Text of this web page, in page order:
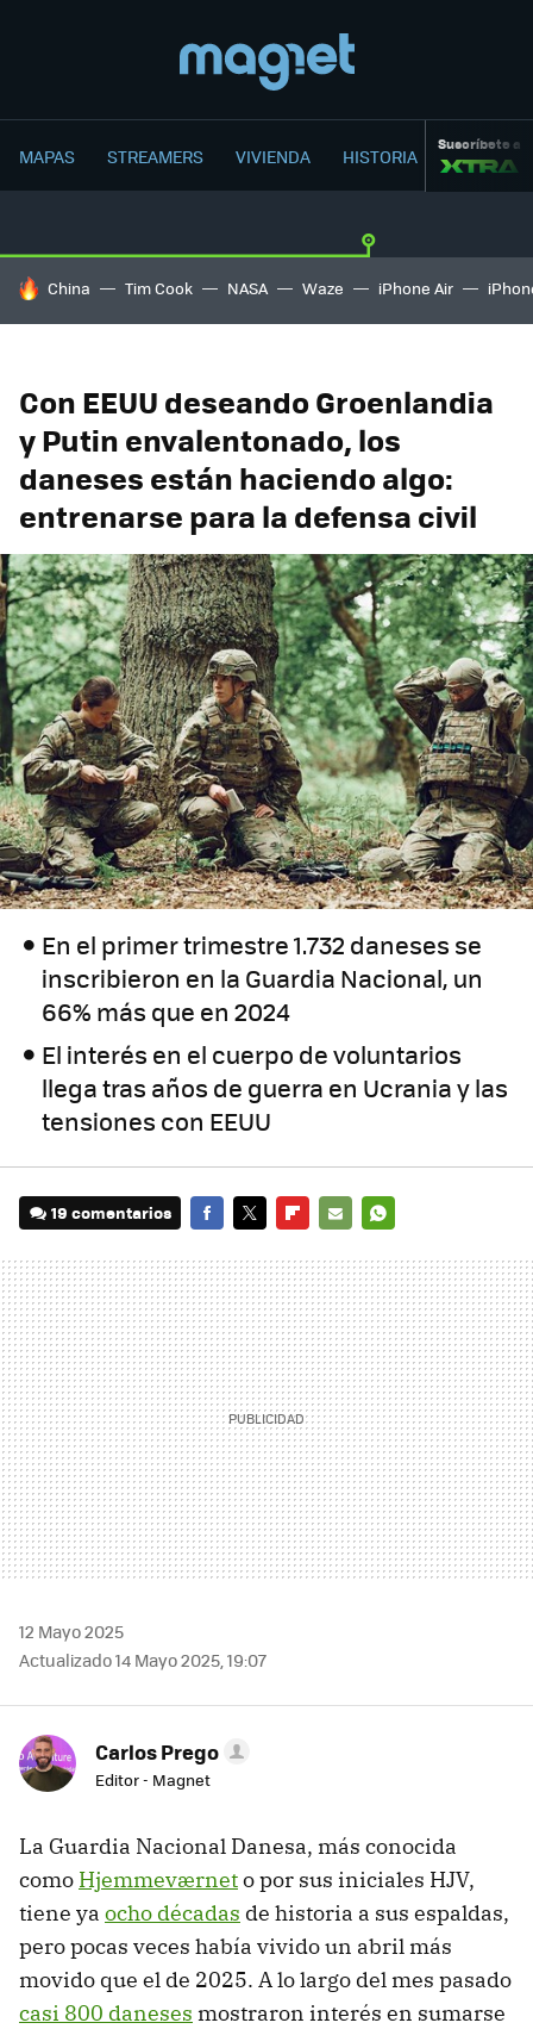
MAPAS STREAMERS VIVIENDA HISTORIA Suscríbete a
HOY SE HABLA DE
China Tim Cook NASA Waze iPhone Air
Con EEUU deseando Groenlandia
y Putin envalentonado, los
daneses están haciendo algo:
entrenarse para la defensa civil
En el primer trimestre 1.732 daneses se
inscribieron en la Guardia Nacional, un
66% más que en 2024
El interés en el cuerpo de voluntarios
llega tras años de guerra en Ucrania y las
tensiones con EEUU
19 comentarios
MAIL
12 Mayo 2025
Actualizado 14 Mayo 2025, 19:07
Carlos Prego
Editor - Magnet
La Guardia Nacional Danesa, más conocida
como Hjemmeværneto por sus iniciales HJV,
tiene ya ocho décadas de historia a sus espaldas,
pero pocas veces había vivido un abril más
movido que el de 2025. A lo largo del mes pasado
casi 800 daneses mostraron interés en sumarse